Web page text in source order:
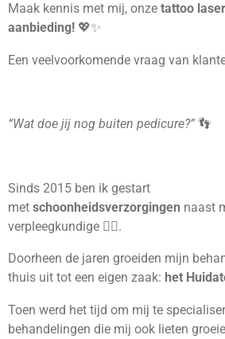
Maak kennis met mij, onze tattoo laser
aanbieding! 💖✨
Een veelvoorkomende vraag van
“Wat doe jij nog buiten pedicure?” 👣
Sinds 2015 ben ik gestart
met schoonheidsverzorgingen naast
verpleegkundige 👩‍⚕️.
Doorheen de jaren groeiden mijn
thuis uit tot een eigen zaak: het
Toen werd het tijd om mij te
behandelingen die mij ook lieten